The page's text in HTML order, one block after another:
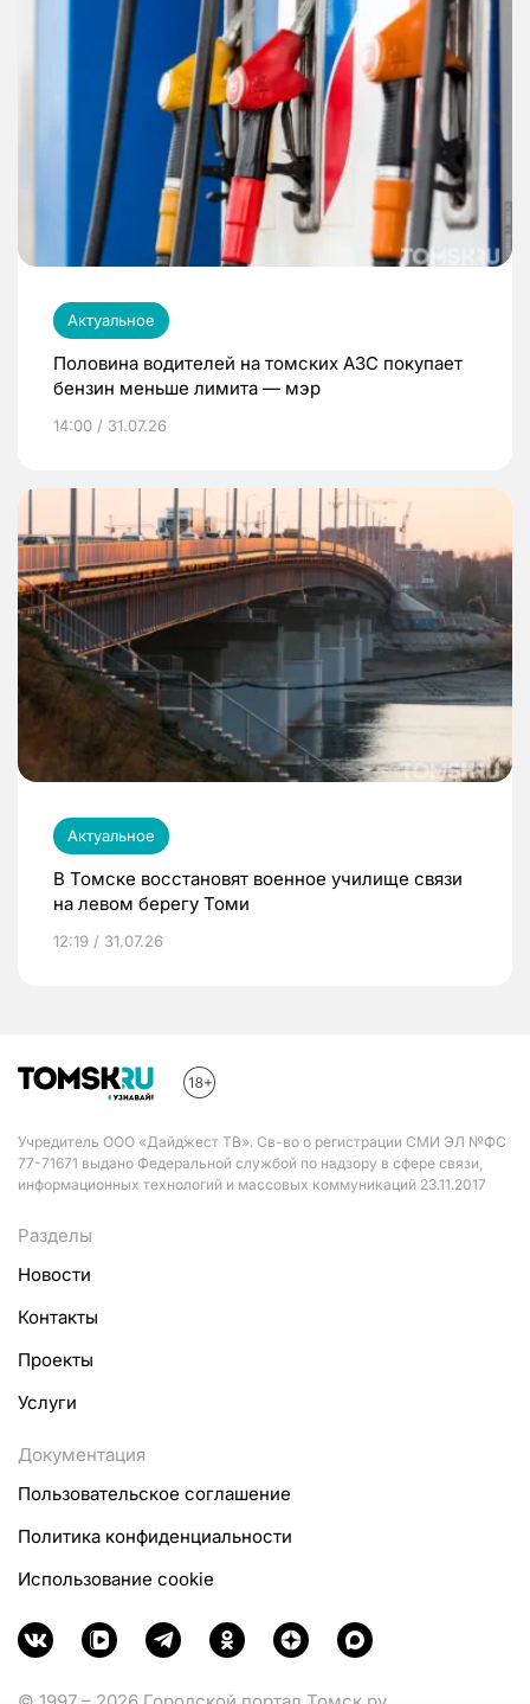
Актуальное
Половина водителей на томских АЗС покупает
бензин меньше лимита — мэр
14:00 / 31.07.26
Актуальное
В Томске восстановят военное училище связи
на левом берегу Томи
12:19 / 31.07.26
Учредитель ООО «Дайджест ТВ». Св-во о регистрации СМИ ЭЛ №ФС
77-71671 выдано Федеральной службой по надзору в сфере связи,
информационных технологий и массовых коммуникаций 23.11.2017
Разделы
Новости
Контакты
Проекты
Услуги
Документация
Пользовательское соглашение
Политика конфиденциальности
Использование cookie